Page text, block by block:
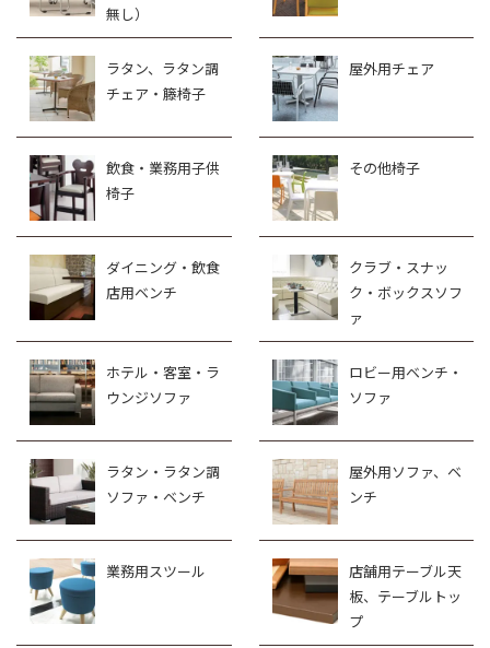
無し）
ラタン、ラタン調
チェア・籐椅子
屋外用チェア
飲食・業務用子供
椅子
その他椅子
ダイニング・飲食
店用ベンチ
クラブ・スナッ
ク・ボックスソフ
ァ
ホテル・客室・ラ
ウンジソファ
ロビー用ベンチ・
ソファ
ラタン・ラタン調
ソファ・ベンチ
屋外用ソファ、ベ
ンチ
業務用スツール
店舗用テーブル天
板、テーブルトッ
プ